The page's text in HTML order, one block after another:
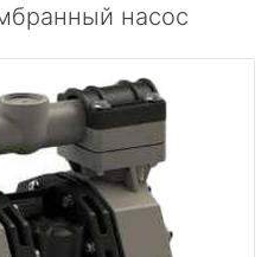
насос